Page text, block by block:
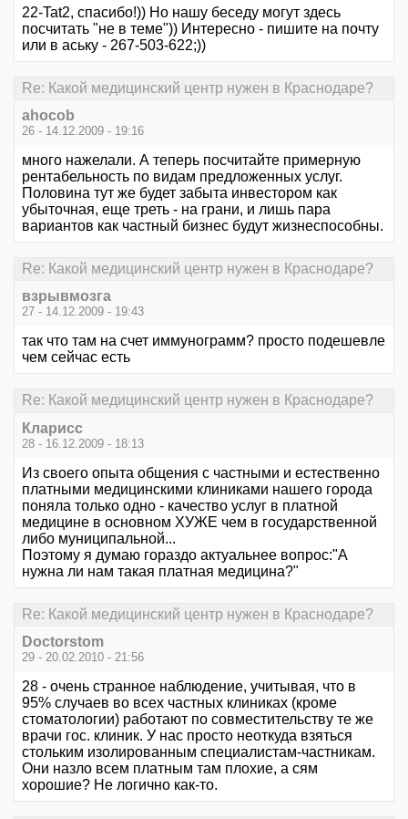
22-Tat2, спасибо!)) Но нашу беседу могут здесь
посчитать "не в теме")) Интересно - пишите на почту
или в аську - 267-503-622;))
Re: Какой медицинский центр нужен в Краснодаре?
ahocob
26 - 14.12.2009 - 19:16
много нажелали. А теперь посчитайте примерную
рентабельность по видам предложенных услуг.
Половина тут же будет забыта инвестором как
убыточная, еще треть - на грани, и лишь пара
вариантов как частный бизнес будут жизнеспособны.
Re: Какой медицинский центр нужен в Краснодаре?
взрывмозга
27 - 14.12.2009 - 19:43
так что там на счет иммунограмм? просто подешевле
чем сейчас есть
Re: Какой медицинский центр нужен в Краснодаре?
Кларисс
28 - 16.12.2009 - 18:13
Из своего опыта общения с частными и естественно
платными медицинскими клиниками нашего города
поняла только одно - качество услуг в платной
медицине в основном ХУЖЕ чем в государственной
либо муниципальной...
Поэтому я думаю гораздо актуальнее вопрос:"А
нужна ли нам такая платная медицина?"
Re: Какой медицинский центр нужен в Краснодаре?
Doctorstom
29 - 20.02.2010 - 21:56
28 - очень странное наблюдение, учитывая, что в
95% случаев во всех частных клиниках (кроме
стоматологии) работают по совместительству те же
врачи гос. клиник. У нас просто неоткуда взяться
стольким изолированным специалистам-частникам.
Они назло всем платным там плохие, а сям
хорошие? Не логично как-то.